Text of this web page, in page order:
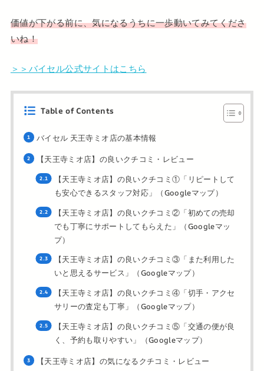
価値が下がる前に、気になるうちに一歩動いてみてくださ
いね！
＞＞バイセル公式サイトはこちら
Table of Contents
バイセル 天王寺ミオ店の基本情報
【天王寺ミオ店】の良いクチコミ・レビュー
【天王寺ミオ店】の良いクチコミ①「リピートして
も安心できるスタッフ対応」（Googleマップ）
【天王寺ミオ店】の良いクチコミ②「初めての売却
でも丁寧にサポートしてもらえた」（Googleマッ
プ）
【天王寺ミオ店】の良いクチコミ③「また利用した
いと思えるサービス」（Googleマップ）
【天王寺ミオ店】の良いクチコミ④「切手・アクセ
サリーの査定も丁寧」（Googleマップ）
【天王寺ミオ店】の良いクチコミ⑤「交通の便が良
く、予約も取りやすい」（Googleマップ）
【天王寺ミオ店】の気になるクチコミ・レビュー